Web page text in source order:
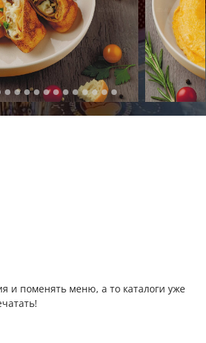
и поменять меню, а то каталоги уже